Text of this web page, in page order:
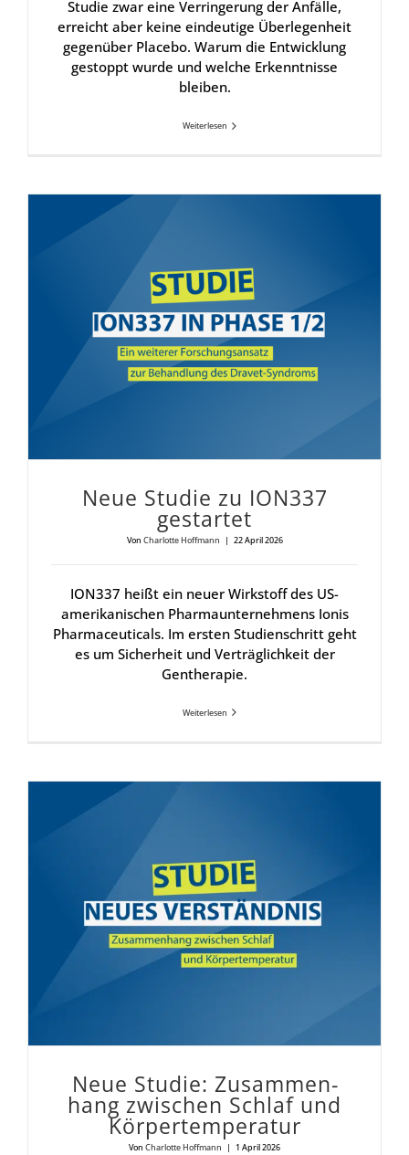
Studie zwar eine Verringerung der Anfälle,
erreicht aber keine eindeutige Überlegenheit
gegenüber Placebo. Warum die Entwicklung
gestoppt wurde und welche Erkenntnisse
bleiben.
Weiterlesen
Neue Stu­die zu ION337
gestar­tet
Von Charlotte Hoffmann | 22 April 2026
ION337 heißt ein neuer Wirkstoff des US-
amerikanischen Pharmaunternehmens Ionis
Pharmaceuticals. Im ersten Studienschritt geht
es um Sicherheit und Verträglichkeit der
Gentherapie.
Weiterlesen
Neue Stu­die: Zusam­men­
hang zwi­schen Schlaf und
Kör­per­tem­pe­ra­tur
Von Charlotte Hoffmann | 1 April 2026